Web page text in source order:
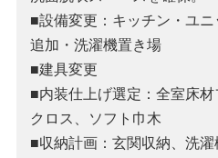
■設備変更：キッチン・ユ
追加・洗濯機置き場
■建具変更
■内装仕上げ選定：全室床
クロス、ソフト巾木
■収納計画：玄関収納、洗濯